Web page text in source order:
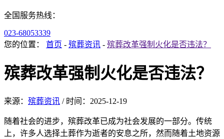
全国服务热线：
023-68053339
您的位置：
首页 - 殡葬资讯 - 殡葬改革强制火化是否违法？
殡葬改革强制火化是否违法？
来源： 殡葬资讯 / 时间： 2025-12-19
随着社会的进步，殡葬改革已成为社会发展的一部分。传统
上，许多人选择土葬作为逝者的安息之所，然而随着土地资源